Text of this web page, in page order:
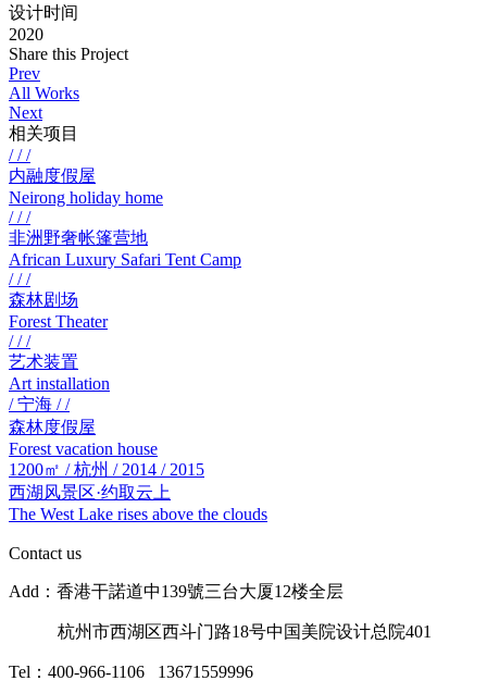
设计时间
2020
Share this Project
Prev
All Works
Next
相关项目
/ / /
内融度假屋
Neirong holiday home
/ / /
非洲野奢帐篷营地
African Luxury Safari Tent Camp
/ / /
森林剧场
Forest Theater
/ / /
艺术装置
Art installation
/ 宁海 / /
森林度假屋
Forest vacation house
1200㎡ / 杭州 / 2014 / 2015
西湖风景区·约取云上
The West Lake rises above the clouds
Contact us
Add：香港干諾道中139號三台大厦12楼全层
杭州市西湖区西斗门路18号中国美院设计总院401
Tel：400-966-1106 13671559996